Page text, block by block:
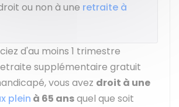
ou non à une retraite à
d'au moins 1 trimestre
supplémentaire gratuit
vous avez droit à une
plein à 65 ansquel que soit